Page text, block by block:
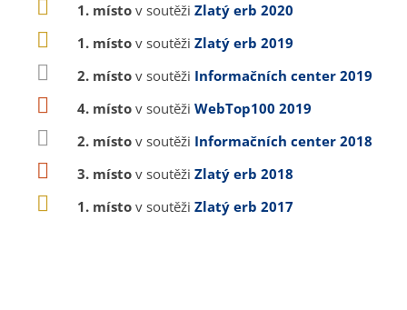
1. místo v soutěži Zlatý erb 2020
1. místo v soutěži Zlatý erb 2019
2. místo v soutěži Informačních center 2019
4. místo v soutěži WebTop100 2019
2. místo v soutěži Informačních center 2018
3. místo v soutěži Zlatý erb 2018
1. místo v soutěži Zlatý erb 2017